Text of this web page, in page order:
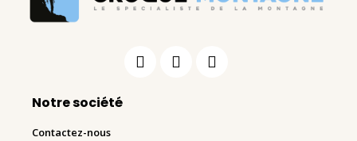
Notre société
Contactez-nous